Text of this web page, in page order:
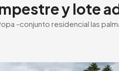
y lote
-conjunto residencial las